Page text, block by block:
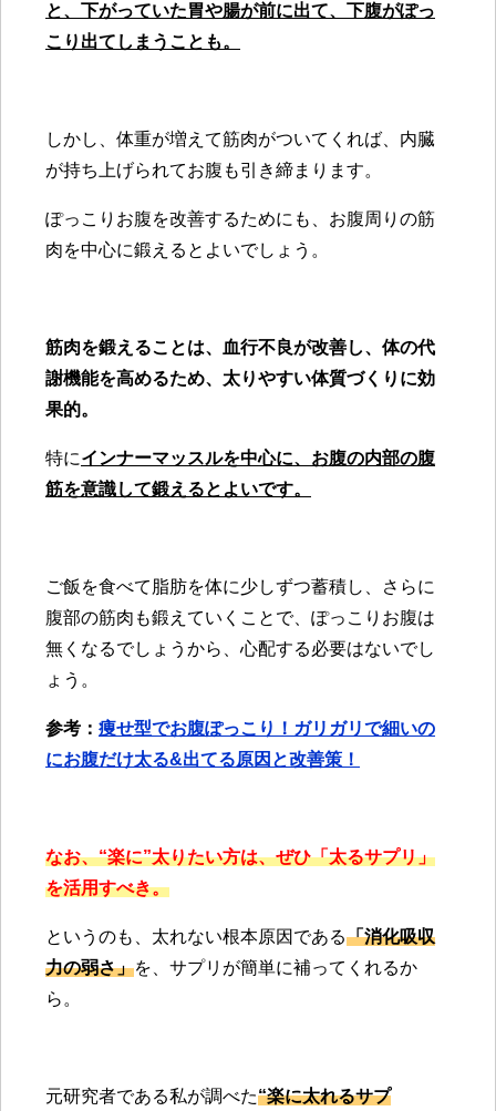
と、下がっていた胃や腸が前に出て、下腹がぽっ
こり出てしまうことも。
しかし、体重が増えて筋肉がついてくれば、内臓
が持ち上げられてお腹も引き締まります。
ぽっこりお腹を改善するためにも、お腹周りの筋
肉を中心に鍛えるとよいでしょう。
筋肉を鍛えることは、血行不良が改善し、体の代
謝機能を高めるため、太りやすい体質づくりに効
果的。
特にインナーマッスルを中心に、お腹の内部の腹
筋を意識して鍛えるとよいです。
ご飯を食べて脂肪を体に少しずつ蓄積し、さらに
腹部の筋肉も鍛えていくことで、ぽっこりお腹は
無くなるでしょうから、心配する必要はないでし
ょう。
参考： 痩せ型でお腹ぽっこり！ガリガリで細いの
にお腹だけ太る&出てる原因と改善策！
なお、“楽に”太りたい方は、ぜひ「太るサプリ」
を活用すべき。
というのも、太れない根本原因である「消化吸収
力の弱さ」を、サプリが簡単に補ってくれるか
ら。
元研究者である私が調べた“楽に太れるサプ